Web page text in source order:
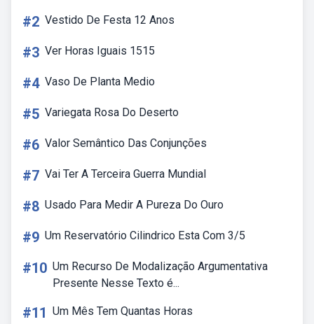
#2 Vestido De Festa 12 Anos
#3 Ver Horas Iguais 1515
#4 Vaso De Planta Medio
#5 Variegata Rosa Do Deserto
#6 Valor Semântico Das Conjunções
#7 Vai Ter A Terceira Guerra Mundial
#8 Usado Para Medir A Pureza Do Ouro
#9 Um Reservatório Cilindrico Esta Com 3/5
#10 Um Recurso De Modalização Argumentativa
Presente Nesse Texto é...
#11 Um Mês Tem Quantas Horas